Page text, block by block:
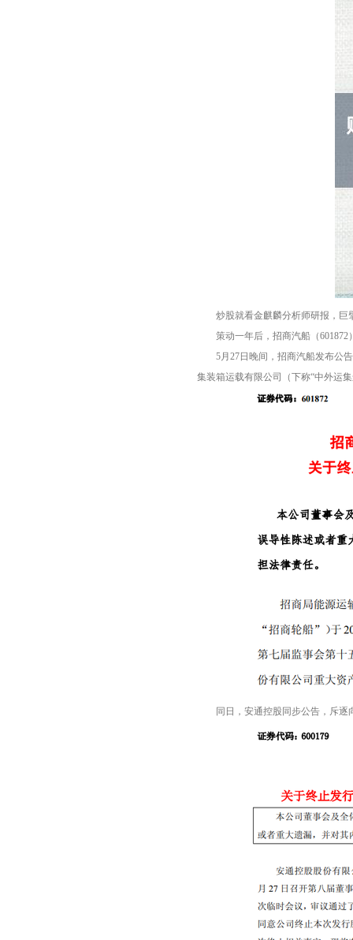
炒股就看金麒麟分析师研报，巨
策动一年后，招商汽船（601872
5月27日晚间，招商汽船发布公告
集装箱运载有限公司（下称“中外运
同日，安通控股同步公告，斥逐向